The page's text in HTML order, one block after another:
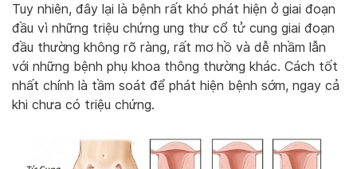
Tuy nhiên, đây lại là bệnh rất khó phát hiện ở giai đoạn
đầu vì những triệu chứng ung thư cổ tử cung giai đoạn
đầu thường không rõ ràng, rất mơ hồ và dễ nhầm lẫn
với những bệnh phụ khoa thông thường khác. Cách tốt
nhất chính là tầm soát để phát hiện bệnh sớm, ngay cả
khi chưa có triệu chứng.